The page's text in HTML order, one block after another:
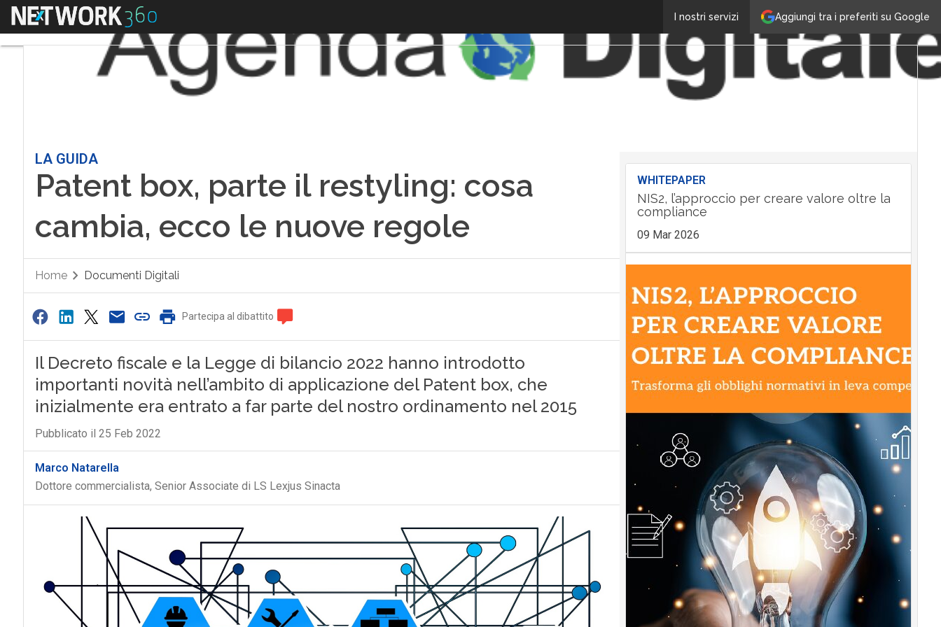
Aggiungi tra i preferiti su Google
I nostri servizi
Menu
LA GUIDA
Patent box, parte il restyling: cosa
cambia, ecco le nuove regole
Home Documenti Digitali
Partecipa al dibattito
Il Decreto fiscale e la Legge di bilancio 2022 hanno introdotto
importanti novità nell’ambito di applicazione del Patent box, che
inizialmente era entrato a far parte del nostro ordinamento nel 2015
Pubblicato il 25 Feb 2022
Marco Natarella
Dottore commercialista, Senior Associate di LS Lexjus Sinacta
WHITEPAPER
NIS2, l’approccio per creare valore oltre la
compliance
09 Mar 2026